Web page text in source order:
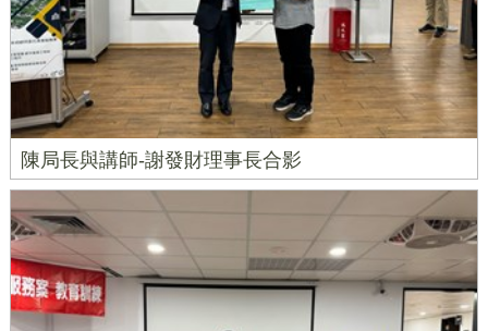
陳局長與講師-謝發財理事長合影